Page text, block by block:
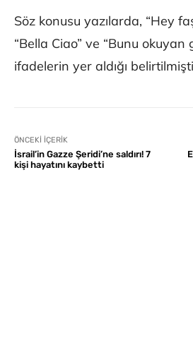
Söz konusu yazılarda, “Hey
“Bella Ciao” ve “Bunu okuyan
ifadelerin yer aldığı
ÖNCEKI İÇERIK
İsrail’in Gazze Şeridi’ne saldırı! 7
kişi hayatını kaybetti